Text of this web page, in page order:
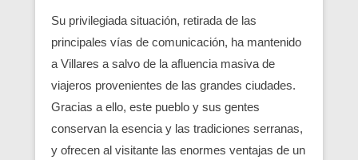
Su privilegiada situación, retirada de las
principales vías de comunicación, ha mantenido
a Villares a salvo de la afluencia masiva de
viajeros provenientes de las grandes ciudades.
Gracias a ello, este pueblo y sus gentes
conservan la esencia y las tradiciones serranas,
y ofrecen al visitante las enormes ventajas de un